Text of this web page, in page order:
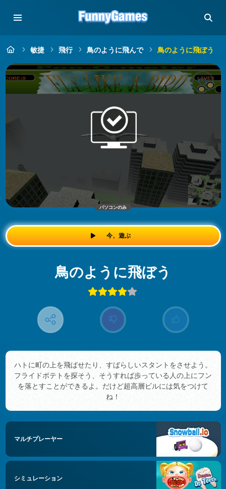
敏捷 飛行 鳥のように飛んで 鳥のように飛ぼう
パソコンのみ
今、遊ぶ
鳥のように飛ぼう
ハトに町の上を飛ばせたり、すばらしいスタントをさせよう。
フライドポテトを探そう、そうすれば歩っている人の上にフン
を落とすことができるよ。だけど超高層ビルには気をつけて
ね！
マルチプレーヤー
シミュレーション